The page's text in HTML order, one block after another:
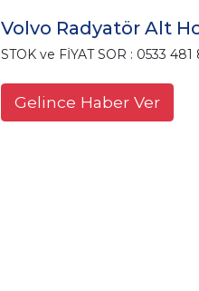
Volvo Radyatör Alt
STOK ve FİYAT SOR : 0533
Gelince Haber Ver